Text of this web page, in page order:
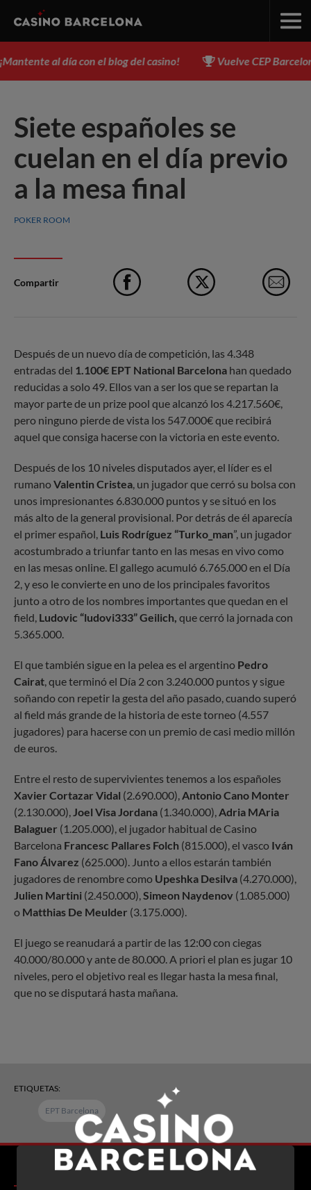
al día con el blog del casino! Vuelve CEP
Siete españoles se
cuelan en el día previo
a la mesa final
POKER ROOM
Compartir
Facebook
Después de un nuevo día de competición, las 4.348
entradas del 1.100€ EPT National Barcelona han quedado
reducidas a solo 49. Ellos van a ser los que se repartan la
mayor parte de un prize pool que alcanzó los 4.217.560€,
pero ninguno pierde de vista los 547.000€ que recibirá
aquel que consiga hacerse con la victoria en este evento.
Después de los 10 niveles disputados ayer, el líder es el
rumanoValentin Cristea, un jugador que cerró su bolsa con
unos impresionantes 6.830.000 puntos y se situó en los
más alto de la general provisional. Por detrás de él aparecía
el primer español, Luis Rodríguez “Turko_man”, un jugador
acostumbrado a triunfar tanto en las mesas en vivo como
en las mesas online. El gallego acumuló 6.765.000 en el Día
2, y eso le convierte en uno de los principales favoritos
junto a otro de los nombres importantes que quedan en el
field, Ludovic “ludovi333” Geilich, que cerró la jornada con
5.365.000.
El que también sigue en la pelea es el argentino Pedro
Cairat, que terminó el Día 2 con 3.240.000 puntos y sigue
soñando con repetir la gesta del año pasado, cuando superó
al field más grande de la historia de este torneo (4.557
jugadores) para hacerse con un premio de casi medio millón
de euros.
Entre el resto de supervivientes tenemos a los españoles
Xavier Cortazar Vidal (2.690.000),Antonio Cano Monter
(2.130.000), Joel Visa Jordana (1.340.000),Adria MAria
Balaguer (1.205.000), el jugador habitual de Casino
Barcelona Francesc Pallares Folch (815.000), el vasco Iván
Fano Álvarez (625.000). Junto a ellos estarán también
jugadores de renombre como Upeshka Desilva (4.270.000),
Julien Martini (2.450.000),Simeon Naydenov (1.085.000)
o Matthias De Meulder (3.175.000).
El juego se reanudará a partir de las 12:00 con ciegas
40.000/80.000 y ante de 80.000. A priori el plan es jugar 10
niveles, pero el objetivo real es llegar hasta la mesa final,
que no se disputará hasta mañana.
ETIQUETAS:
EPT Barcelona